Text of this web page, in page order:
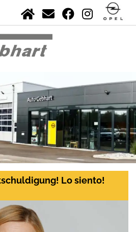
Lo siento!